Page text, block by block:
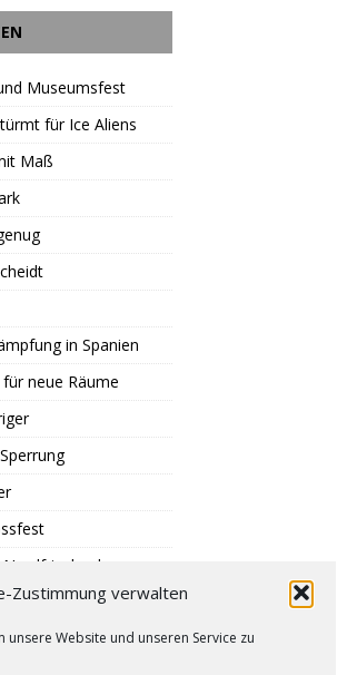
Zustimmung verwalten
unsere Website und unseren Service zu
Museumsfest
für Ice Aliens
Maß
in Spanien
neue Räume